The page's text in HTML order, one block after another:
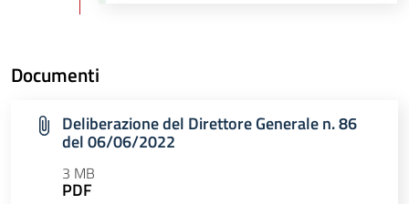
Documenti
Deliberazione del Direttore Generale n. 86
del 06/06/2022
3 MB
PDF